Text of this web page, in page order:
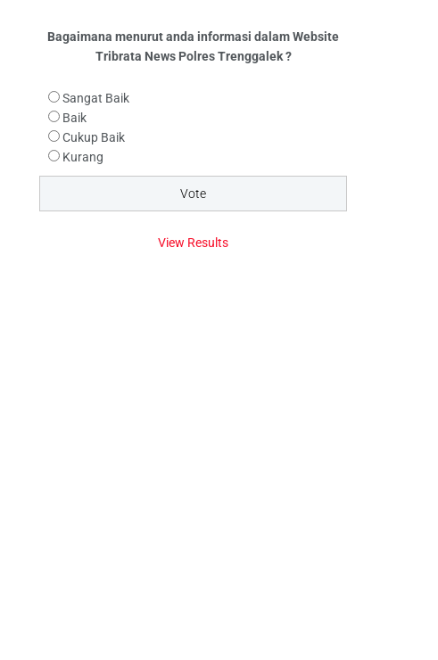
Bagaimana menurut anda informasi dalam Website
Tribrata News Polres Trenggalek ?
Sangat Baik
Baik
Cukup Baik
Kurang
View Results